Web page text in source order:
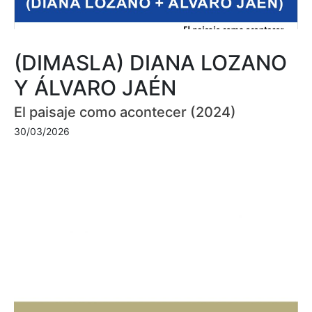
(DIMASLA) DIANA LOZANO
Y ÁLVARO JAÉN
El paisaje como acontecer (2024)
30/03/2026